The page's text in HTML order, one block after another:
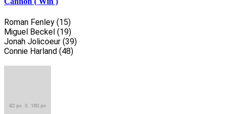
Roman Fenley (15)
Miguel Beckel (19)
Jonah Jolicoeur (39)
Connie Harland (48)